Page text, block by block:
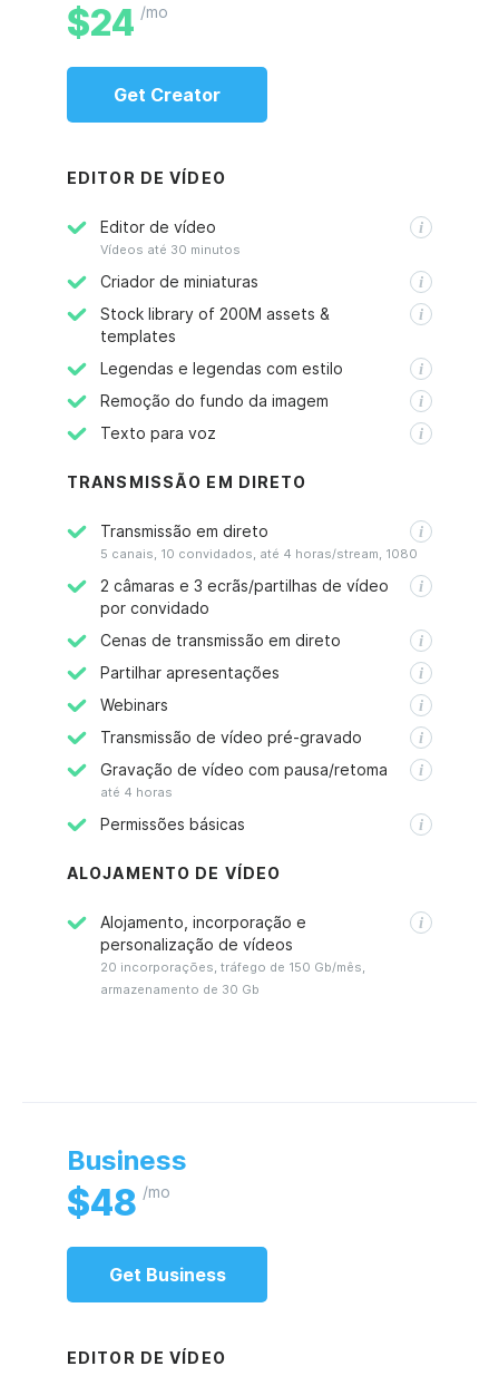
$24 /mo
Get Creator
EDITOR DE VÍDEO
Editor de vídeo
Vídeos até 30 minutos
Criador de miniaturas
Stock library of 200M assets &
templates
Legendas e legendas com estilo
Remoção do fundo da imagem
Texto para voz
TRANSMISSÃO EM DIRETO
Transmissão em direto
5 canais, 10 convidados, até 4 horas/stream, 1080
2 câmaras e 3 ecrãs/partilhas de vídeo
por convidado
Cenas de transmissão em direto
Partilhar apresentações
Webinars
Transmissão de vídeo pré-gravado
Gravação de vídeo com pausa/retoma
até 4 horas
Permissões básicas
ALOJAMENTO DE VÍDEO
Alojamento, incorporação e
personalização de vídeos
20 incorporações, tráfego de 150 Gb/mês,
armazenamento de 30 Gb
Business
$48 /mo
Get Business
EDITOR DE VÍDEO